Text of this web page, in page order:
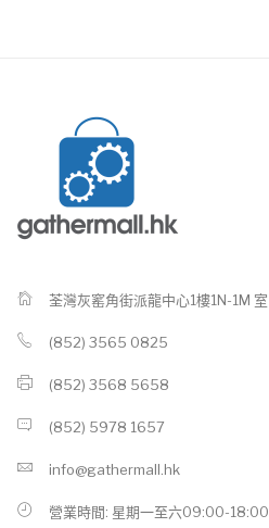
荃灣灰窰角街派龍中心1樓1N-1M 室
(852) 3565 0825
(852) 3568 5658
(852) 5978 1657
info@gathermall.hk
營業時間: 星期一至六09:00-18:00